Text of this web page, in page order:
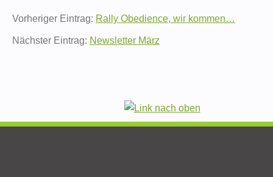
Vorheriger Eintrag: Rally Obedience, wir kommen…
Nächster Eintrag: Newsletter März